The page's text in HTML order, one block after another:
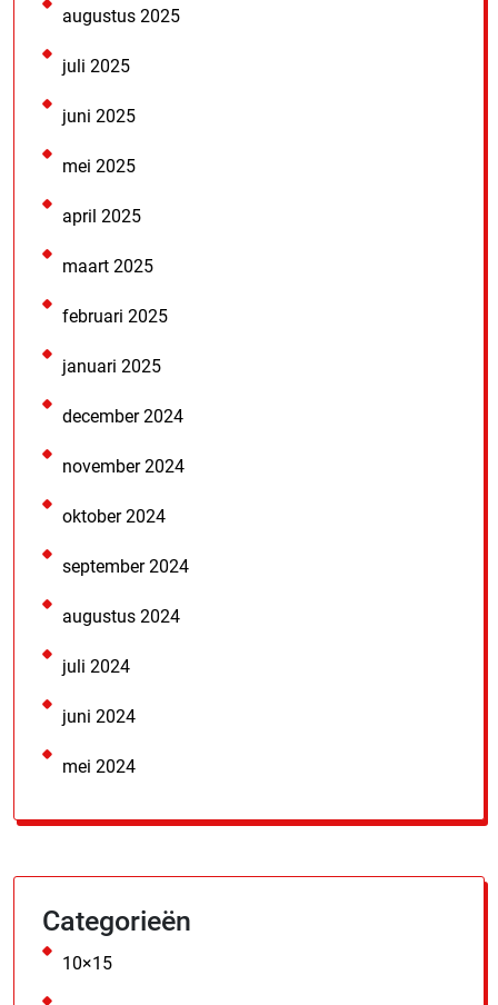
augustus 2025
juli 2025
juni 2025
mei 2025
april 2025
maart 2025
februari 2025
januari 2025
december 2024
november 2024
oktober 2024
september 2024
augustus 2024
juli 2024
juni 2024
mei 2024
Categorieën
10×15